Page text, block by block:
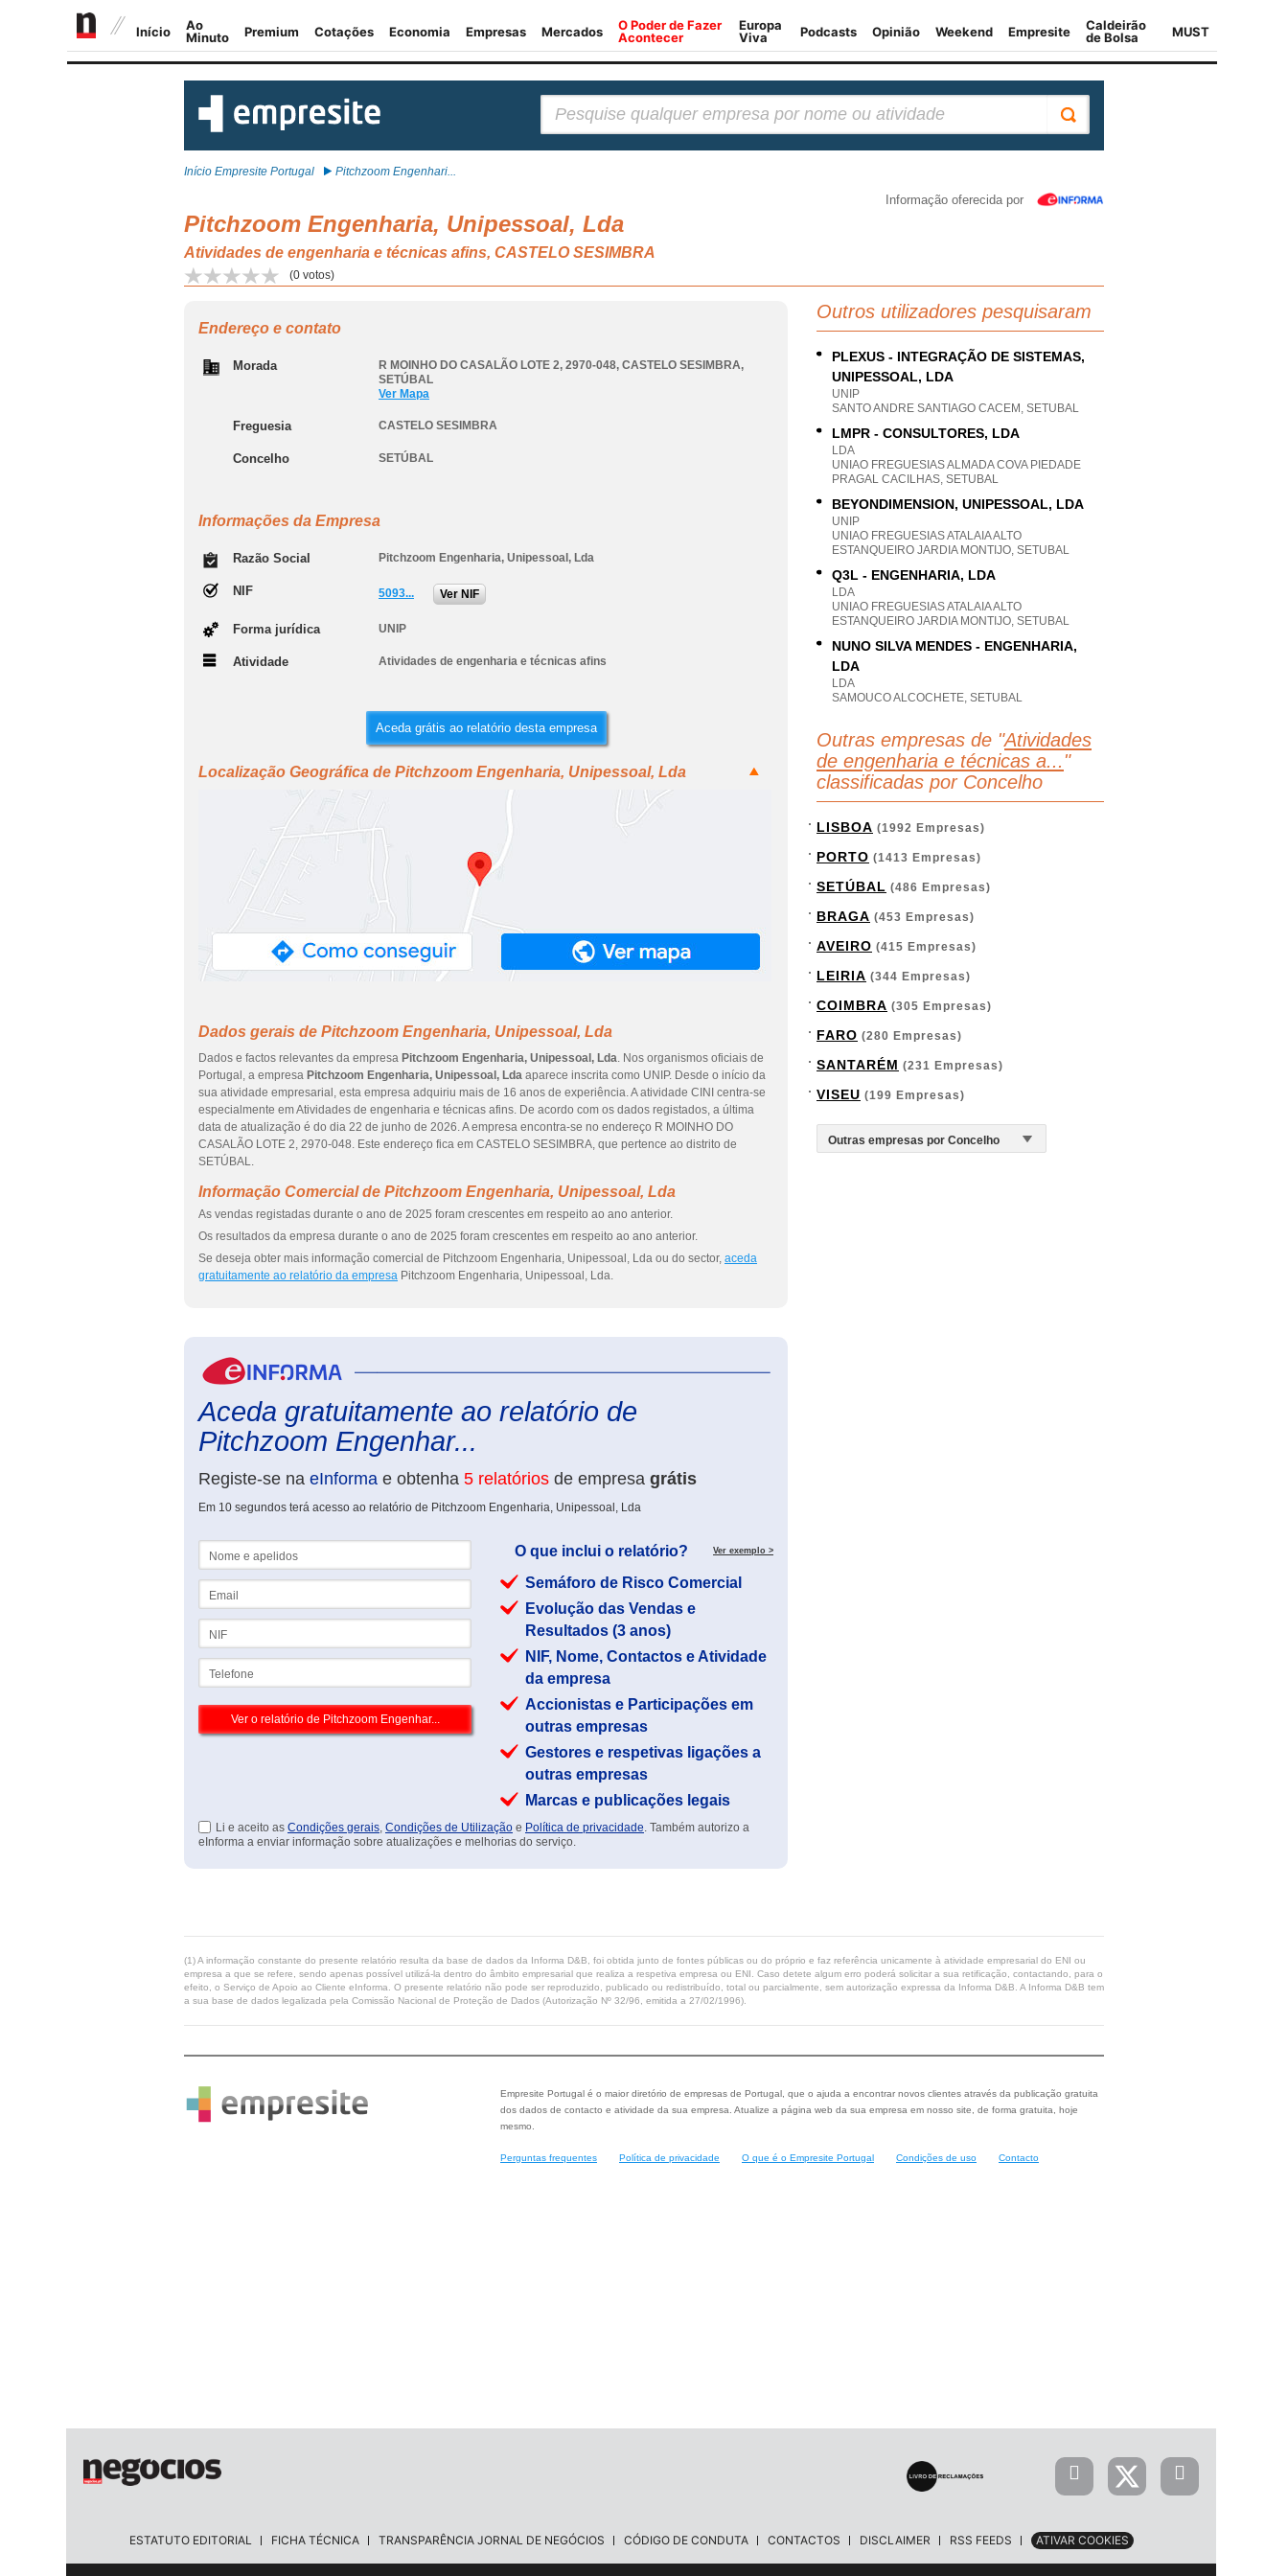
Início Empresite Portugal Pitchzoom Engenhari...
Informação oferecida por
Pitchzoom Engenharia, Unipessoal, Lda
Atividades de engenharia e técnicas afins, CASTELO SESIMBRA
(0 votos)
Endereço e contato
Morada R MOINHO DO CASALÃO LOTE 2, 2970-048, CASTELO SESIMBRA,
SETÚBAL
Ver Mapa
Freguesia CASTELO SESIMBRA
Concelho SETÚBAL
Informações da Empresa
Razão Social Pitchzoom Engenharia, Unipessoal, Lda
NIF 5093... Ver NIF
Forma jurídica UNIP
Atividade Atividades de engenharia e técnicas afins
Aceda grátis ao relatório desta empresa
Localização Geográfica de Pitchzoom Engenharia, Unipessoal, Lda
Dados gerais de Pitchzoom Engenharia, Unipessoal, Lda
Dados e factos relevantes da empresa Pitchzoom Engenharia, Unipessoal, Lda. Nos organismos oficiais de
Portugal, a empresa Pitchzoom Engenharia, Unipessoal, Lda aparece inscrita como UNIP. Desde o início da
sua atividade empresarial, esta empresa adquiriu mais de 16 anos de experiência. A atividade CINI centra-se
especialmente em Atividades de engenharia e técnicas afins. De acordo com os dados registados, a última
data de atualização é do dia 22 de junho de 2026. A empresa encontra-se no endereço R MOINHO DO
CASALÃO LOTE 2, 2970-048. Este endereço fica em CASTELO SESIMBRA, que pertence ao distrito de
SETÚBAL.
Informação Comercial de Pitchzoom Engenharia, Unipessoal, Lda
As vendas registadas durante o ano de 2025 foram crescentes em respeito ao ano anterior.
Os resultados da empresa durante o ano de 2025 foram crescentes em respeito ao ano anterior.
Se deseja obter mais informação comercial de Pitchzoom Engenharia, Unipessoal, Lda ou do sector, aceda
gratuitamente ao relatório da empresa Pitchzoom Engenharia, Unipessoal, Lda.
Aceda gratuitamente ao relatório de
Pitchzoom Engenhar...
Registe-se na eInforma e obtenha 5 relatórios de empresa grátis
Em 10 segundos terá acesso ao relatório de Pitchzoom Engenharia, Unipessoal, Lda
O que inclui o relatório? Ver exemplo >
Semáforo de Risco Comercial
Evolução das Vendas e
Resultados (3 anos)
NIF, Nome, Contactos e Atividade
da empresa
Accionistas e Participações em
outras empresas
Gestores e respetivas ligações a
outras empresas
Marcas e publicações legais
Li e aceito as Condições gerais, Condições de Utilização e Política de privacidade. Também autorizo a
eInforma a enviar informação sobre atualizações e melhorias do serviço.
Outros utilizadores pesquisaram
PLEXUS - INTEGRAÇÃO DE SISTEMAS,
UNIPESSOAL, LDA
UNIP
SANTO ANDRE SANTIAGO CACEM, SETUBAL
LMPR - CONSULTORES, LDA
LDA
UNIAO FREGUESIAS ALMADA COVA PIEDADE
PRAGAL CACILHAS, SETUBAL
BEYONDIMENSION, UNIPESSOAL, LDA
UNIP
UNIAO FREGUESIAS ATALAIA ALTO
ESTANQUEIRO JARDIA MONTIJO, SETUBAL
Q3L - ENGENHARIA, LDA
LDA
UNIAO FREGUESIAS ATALAIA ALTO
ESTANQUEIRO JARDIA MONTIJO, SETUBAL
NUNO SILVA MENDES - ENGENHARIA,
LDA
LDA
SAMOUCO ALCOCHETE, SETUBAL
Outras empresas de "Atividades
de engenharia e técnicas a... "
classificadas por Concelho
LISBOA (1992 Empresas)
PORTO (1413 Empresas)
SETÚBAL (486 Empresas)
BRAGA (453 Empresas)
AVEIRO (415 Empresas)
LEIRIA (344 Empresas)
COIMBRA (305 Empresas)
FARO (280 Empresas)
SANTARÉM (231 Empresas)
VISEU (199 Empresas)
(1) A informação constante do presente relatório resulta da base de dados da Informa D&B, foi obtida junto de fontes públicas ou do próprio e faz referência unicamente à atividade empresarial do ENI ou
empresa a que se refere, sendo apenas possível utilizá-la dentro do âmbito empresarial que realiza a respetiva empresa ou ENI. Caso detete algum erro poderá solicitar a sua retificação, contactando, para o
efeito, o Serviço de Apoio ao Cliente eInforma. O presente relatório não pode ser reproduzido, publicado ou redistribuído, total ou parcialmente, sem autorização expressa da Informa D&B. A Informa D&B tem
a sua base de dados legalizada pela Comissão Nacional de Proteção de Dados (Autorização Nº 32/96, emitida a 27/02/1996).
Empresite Portugal é o maior diretório de empresas de Portugal, que o ajuda a encontrar novos clientes através da publicação gratuita
dos dados de contacto e atividade da sua empresa. Atualize a página web da sua empresa em nosso site, de forma gratuita, hoje
mesmo.
Perguntas frequentes Política de privacidade O que é o Empresite Portugal Condições de uso Contacto